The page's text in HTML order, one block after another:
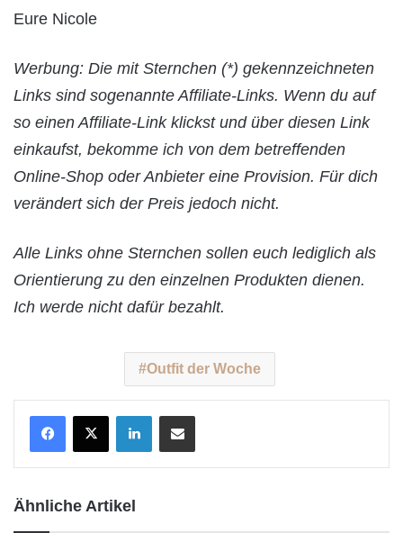
Eure Nicole
Werbung: Die mit Sternchen (*) gekennzeichneten
Links sind sogenannte Affiliate-Links. Wenn du auf
so einen Affiliate-Link klickst und über diesen Link
einkaufst, bekomme ich von dem betreffenden
Online-Shop oder Anbieter eine Provision. Für dich
verändert sich der Preis jedoch nicht.
Alle Links ohne Sternchen sollen euch lediglich als
Orientierung zu den einzelnen Produkten dienen.
Ich werde nicht dafür bezahlt.
Outfit der Woche
Ähnliche Artikel